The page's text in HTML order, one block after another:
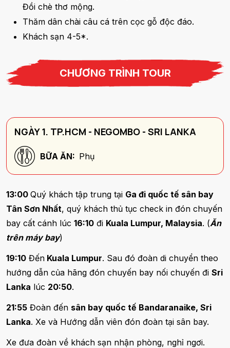
Đồi chè thơ mộng.
Thăm dân chài câu cá trên cọc gỗ độc đáo.
Khách sạn 4-5*.
CHƯƠNG TRÌNH TOUR
NGÀY 1. TP.HCM - NEGOMBO - SRI LANKA
BỮA ĂN: Phụ
13:00 Quý khách tập trung tại Ga đi quốc tế sân bay
Tân Sơn Nhất, quý khách thủ tục check in đón chuyến
bay cất cánh lúc 16:10 đi Kuala Lumpur, Malaysia. (Ăn
trên máy bay)
19:10 Đến Kuala Lumpur. Sau đó đoàn di chuyển theo
hướng dẫn của hãng đón chuyến bay nối chuyến đi Sri
Lanka lúc 20:50.
21:55 Đoàn đến sân bay quốc tế Bandaranaike, Sri
Lanka. Xe và Hướng dẫn viên đón đoàn tại sân bay.
Xe đưa đoàn về khách sạn nhận phòng, nghỉ ngơi.